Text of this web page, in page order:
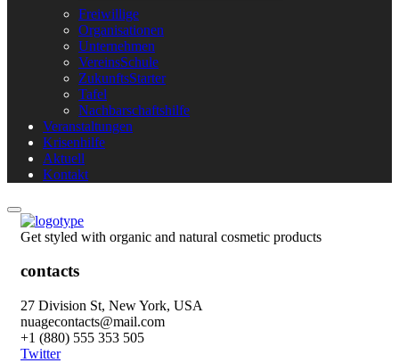
Freiwillige
Organisationen
Unternehmen
VereinsSchule
ZukunftsStarter
Tafel
Nachbarschaftshilfe
Veranstaltungen
Krisenhilfe
Aktuell
Kontakt
Get styled with organic and natural cosmetic products
contacts
27 Division St, New York, USA
nuagecontacts@mail.com
+1 (880) 555 353 505
Twitter